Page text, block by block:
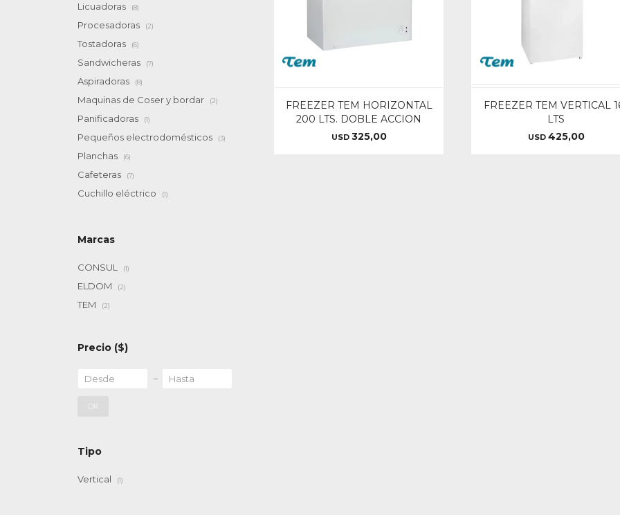
FREEZER TEM HORIZONTAL
200 LTS. DOBLE ACCION
USD 325,00
FREEZER TEM VERTICAL
LTS
USD 425,00
Licuadoras (8)
Procesadoras (2)
Tostadoras (6)
Sandwicheras (7)
Aspiradoras (8)
Maquinas de Coser y bordar (2)
Panificadoras (1)
Pequeños electrodomésticos (3)
Planchas (6)
Cafeteras (7)
Cuchillo eléctrico (1)
Marcas
CONSUL (1)
ELDOM (2)
TEM (2)
Precio ($)
OK
Tipo
Vertical (1)